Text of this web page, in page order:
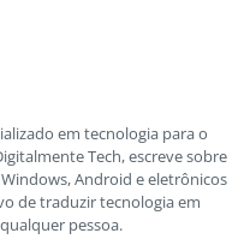
em tecnologia para o
Tech, escreve sobre
Android e eletrônicos
de traduzir tecnologia em
pessoa.